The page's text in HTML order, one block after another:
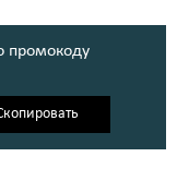
промокоду